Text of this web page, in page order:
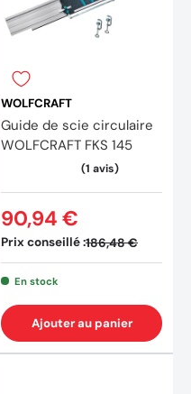
WOLFCRAFT
Guide de scie circulaire
WOLFCRAFT FKS 145
Prix conseillé :186,48 €
90,94 €
En stock
Ajouter au panier